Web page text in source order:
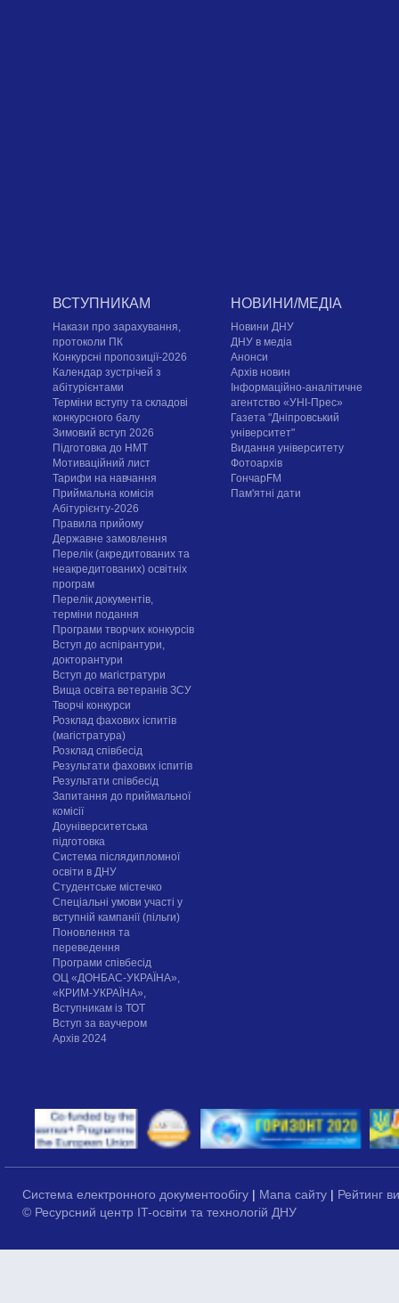
ВСТУПНИКАМ
Накази про зарахування,
протоколи ПК
Конкурсні пропозиції-2026
Календар зустрічей з
абітурієнтами
Терміни вступу та складові
конкурсного балу
Зимовий вступ 2026
Підготовка до НМТ
Мотиваційний лист
Тарифи на навчання
Приймальна комісія
Абітурієнту-2026
Правила прийому
Державне замовлення
Перелік (акредитованих та
неакредитованих) освітніх
програм
Перелік документів,
терміни подання
Програми творчих конкурсiв
Вступ до аспірантури,
докторантури
Вступ до магістратури
Вища освіта ветеранів ЗСУ
Творчі конкурси
Розклад фахових іспитів
(магістратура)
Розклад співбесід
Результати фахових іспитів
Результати співбесід
Запитання до приймальної
комісії
Доуніверситетська
підготовка
Система післядипломної
освіти в ДНУ
Cтудентське містечко
Спеціальні умови участі у
вступній кампанії (пільги)
Поновлення та
переведення
Програми співбесід
ОЦ «ДОНБАС-УКРАЇНА»,
«КРИМ-УКРАЇНА»,
Вступникам із ТОТ
Вступ за ваучером
Архів 2024
НОВИНИ/МЕДІА
Новини ДНУ
ДНУ в медіа
Анонси
Архів новин
Інформаційно-аналітичне
агентство «УНІ-Прес»
Газета "Дніпровський
університет"
Видання університету
Фотоархів
ГончарFM
Пам'ятні дати
Система електронного документообігу | Мапа сайту | Рейтинг
© Ресурсний центр IT-освіти та технологій ДНУ